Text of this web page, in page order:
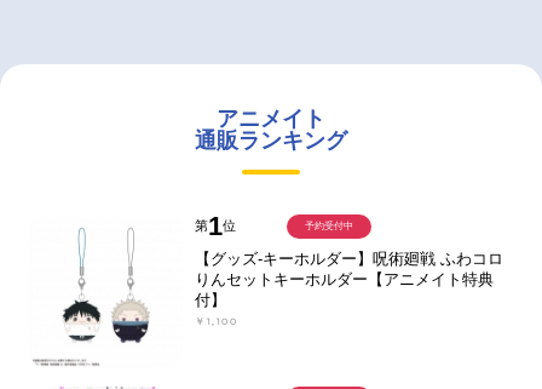
アニメイト
通販ランキング
第1位
【グッズ-キーホルダー】呪術廻戦 ふわコロ
りんセットキーホルダー【アニメイト特典
付】
￥1,100
予約受付中